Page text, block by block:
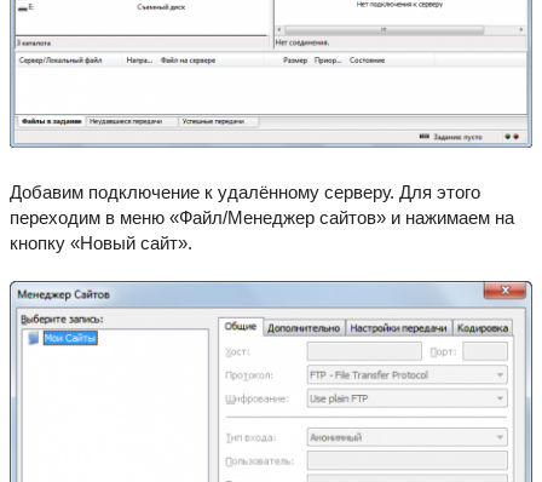
Добавим подключение к удалённому серверу. Для этого
переходим в меню «Файл/Менеджер сайтов» и нажимаем на
кнопку «Новый сайт».